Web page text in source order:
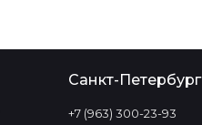
Санкт-Петербург
+7 (963) 300-23-93